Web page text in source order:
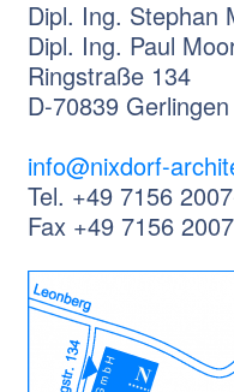
Dipl. Ing. Stephan
Dipl. Ing. Paul
Ringstraße 134
D-70839 Gerlingen
info@nixdorf-
Tel. +49 7156
Fax +49 7156